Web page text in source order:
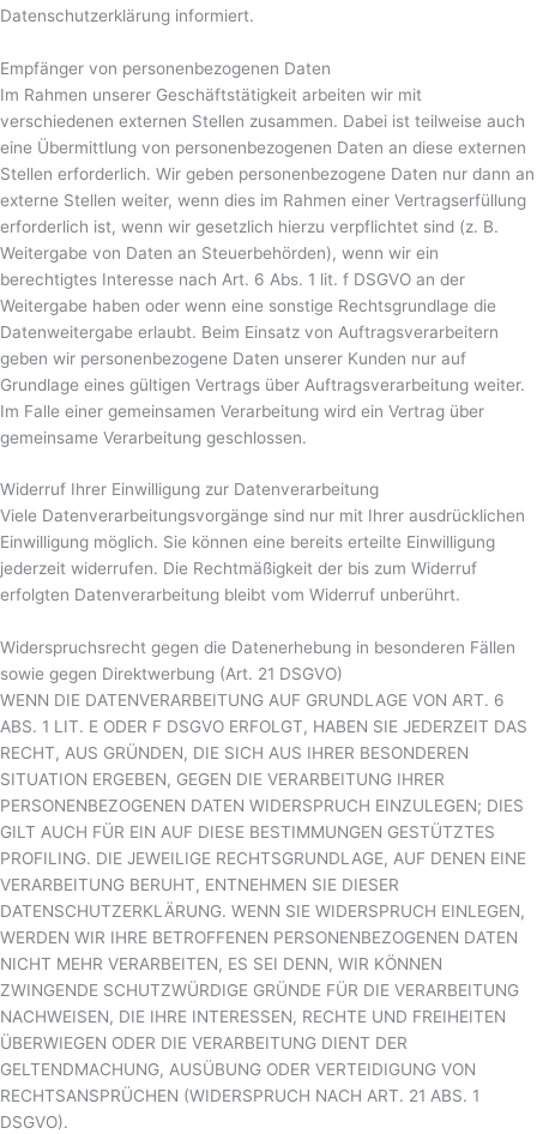
Datenschutzerklärung informiert.
Empfänger von personenbezogenen Daten
Im Rahmen unserer Geschäftstätigkeit arbeiten wir mit
verschiedenen externen Stellen zusammen. Dabei ist teilweise auch
eine Übermittlung von personenbezogenen Daten an diese externen
Stellen erforderlich. Wir geben personenbezogene Daten nur dann an
externe Stellen weiter, wenn dies im Rahmen einer Vertragserfüllung
erforderlich ist, wenn wir gesetzlich hierzu verpflichtet sind (z. B.
Weitergabe von Daten an Steuerbehörden), wenn wir ein
berechtigtes Interesse nach Art. 6 Abs. 1 lit. f DSGVO an der
Weitergabe haben oder wenn eine sonstige Rechtsgrundlage die
Datenweitergabe erlaubt. Beim Einsatz von Auftragsverarbeitern
geben wir personenbezogene Daten unserer Kunden nur auf
Grundlage eines gültigen Vertrags über Auftragsverarbeitung weiter.
Im Falle einer gemeinsamen Verarbeitung wird ein Vertrag über
gemeinsame Verarbeitung geschlossen.
Widerruf Ihrer Einwilligung zur Datenverarbeitung
Viele Datenverarbeitungsvorgänge sind nur mit Ihrer ausdrücklichen
Einwilligung möglich. Sie können eine bereits erteilte Einwilligung
jederzeit widerrufen. Die Rechtmäßigkeit der bis zum Widerruf
erfolgten Datenverarbeitung bleibt vom Widerruf unberührt.
Widerspruchsrecht gegen die Datenerhebung in besonderen Fällen
sowie gegen Direktwerbung (Art. 21 DSGVO)
WENN DIE DATENVERARBEITUNG AUF GRUNDLAGE VON ART. 6
ABS. 1 LIT. E ODER F DSGVO ERFOLGT, HABEN SIE JEDERZEIT DAS
RECHT, AUS GRÜNDEN, DIE SICH AUS IHRER BESONDEREN
SITUATION ERGEBEN, GEGEN DIE VERARBEITUNG IHRER
PERSONENBEZOGENEN DATEN WIDERSPRUCH EINZULEGEN; DIES
GILT AUCH FÜR EIN AUF DIESE BESTIMMUNGEN GESTÜTZTES
PROFILING. DIE JEWEILIGE RECHTSGRUNDLAGE, AUF DENEN EINE
VERARBEITUNG BERUHT, ENTNEHMEN SIE DIESER
DATENSCHUTZERKLÄRUNG. WENN SIE WIDERSPRUCH EINLEGEN,
WERDEN WIR IHRE BETROFFENEN PERSONENBEZOGENEN DATEN
NICHT MEHR VERARBEITEN, ES SEI DENN, WIR KÖNNEN
ZWINGENDE SCHUTZWÜRDIGE GRÜNDE FÜR DIE VERARBEITUNG
NACHWEISEN, DIE IHRE INTERESSEN, RECHTE UND FREIHEITEN
ÜBERWIEGEN ODER DIE VERARBEITUNG DIENT DER
GELTENDMACHUNG, AUSÜBUNG ODER VERTEIDIGUNG VON
RECHTSANSPRÜCHEN (WIDERSPRUCH NACH ART. 21 ABS. 1
DSGVO).